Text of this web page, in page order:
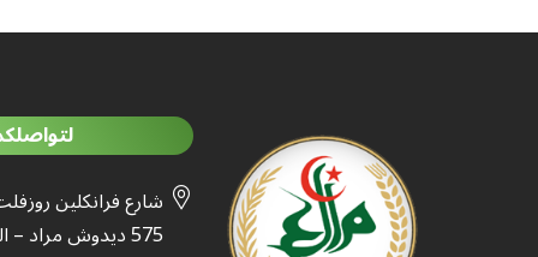
شارع فرانكلين
575 ديدوش مراد – الجزائر